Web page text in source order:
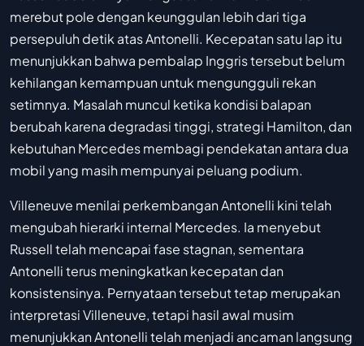
merebut pole dengan keunggulan lebih dari tiga
persepuluh detik atas Antonelli. Kecepatan satu lap itu
menunjukkan bahwa pembalap Inggris tersebut belum
kehilangan kemampuan untuk mengungguli rekan
setimnya. Masalah muncul ketika kondisi balapan
berubah karena degradasi tinggi, strategi Hamilton, dan
kebutuhan Mercedes membagi pendekatan antara dua
mobil yang masih mempunyai peluang podium.
Villeneuve menilai perkembangan Antonelli kini telah
mengubah hierarki internal Mercedes. Ia menyebut
Russell telah mencapai fase stagnan, sementara
Antonelli terus meningkatkan kecepatan dan
konsistensinya. Pernyataan tersebut tetap merupakan
interpretasi Villeneuve, tetapi hasil awal musim
menunjukkan Antonelli telah menjadi ancaman langsung